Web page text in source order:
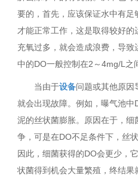
要的，首先，应该保证水中有
才能正常工作，这是取得较好
充氧过多，就会造成浪费，导
中的DO一般控制在2～4mg/L之
当由于设备问题或其他原因
就会出现故障。例如，曝气池
泥的丝状菌膨胀。原因在于，
争，可是在DO不足条件下，丝
因此，细菌获得的DO会更少，
状菌得到机会大量繁殖，终结果